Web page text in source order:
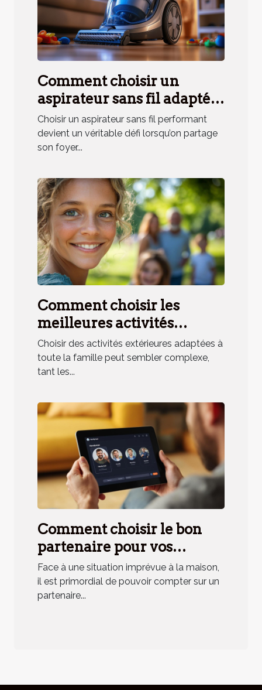
Comment choisir un
aspirateur sans fil adapté
aux besoins des ménages
avec animaux ?
Choisir un aspirateur sans fil performant
devient un véritable défi lorsqu’on partage
son foyer...
Comment choisir les
meilleures activités
extérieures pour toute la
famille ?
Choisir des activités extérieures adaptées à
toute la famille peut sembler complexe,
tant les...
Comment choisir le bon
partenaire pour vos
urgences domestiques ?
Face à une situation imprévue à la maison,
il est primordial de pouvoir compter sur un
partenaire...